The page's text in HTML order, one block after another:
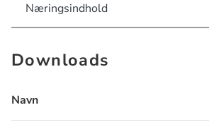
Næringsindhold
Downloads
Navn